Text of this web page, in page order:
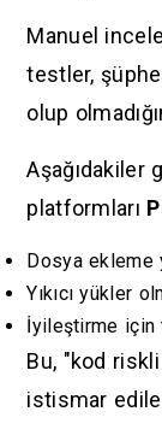
Manuel
testler,
olup
Aşağıdakiler
platformları
Dosya ekleme
Yıkıcı yükler
İyileştirme için
Bu, "kod
istismar